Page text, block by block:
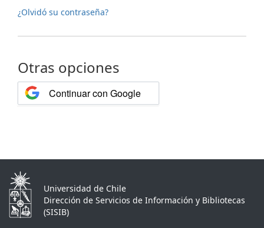
¿Olvidó su contraseña?
Otras opciones
Continuar con Google
Universidad de Chile
Dirección de Servicios de Información y Bibliotecas
(SISIB)